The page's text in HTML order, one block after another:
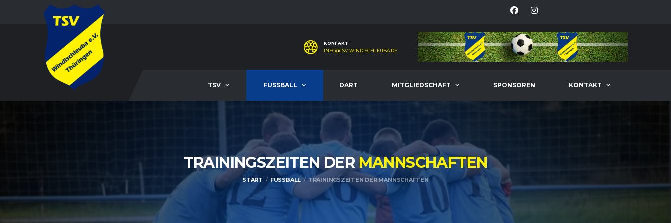
KONTAKT
INFO@TSV-WINDISCHLEUBA.DE
TSV FUSSBALL DART MITGLIEDSCHAFT SPONSOREN KONTAKT
TRAININGSZEITEN DER MANNSCHAFTEN
START FUSSBALL TRAININGSZEITEN DER MANNSCHAFTEN